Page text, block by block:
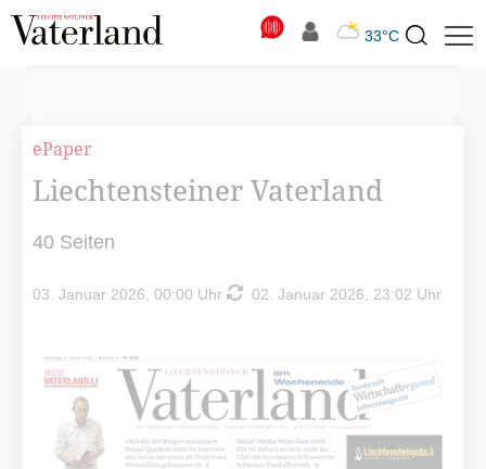
33°CSuchbegriff
ePaper
Liechtensteiner Vaterland
40 Seiten
03. Januar 2026, 00:00 Uhr 02. Januar 2026, 23:02 Uhr